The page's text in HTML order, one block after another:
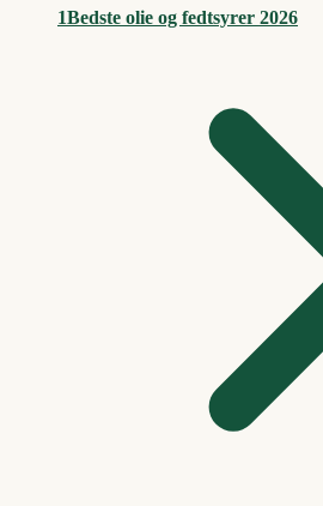
1Bedste olie og fedtsyrer 2026